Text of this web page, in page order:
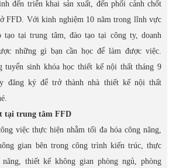
đến triển khai sản xuất, đến phối cảnh chốt
FFD. Với kinh nghiệm 10 năm trong lĩnh vực
tạo tại trung tâm, đào tạo tại công ty, doanh
những gì bạn cần học để làm được việc.
tuyển sinh khóa học thiết kế nội thất tháng 9
đăng ký để trở thành nhà thiết kế nội thất
tại trung tâm FFD
việc thực hiện nhằm tối đa hóa công năng,
gian bên trong công trình kiến trúc, thực
thiết kế không gian phòng ngủ, phòng